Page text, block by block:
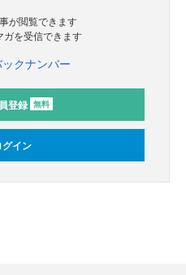
が閲覧できます
ガを受信できます
ックナンバー
登録 無料
グイン